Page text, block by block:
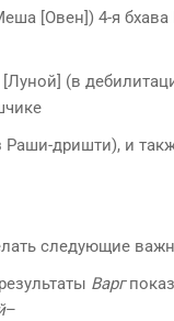
[Овен]) 4-я бхава
[Луной] (в
Раши-дришти), и
следующие
Варг
–